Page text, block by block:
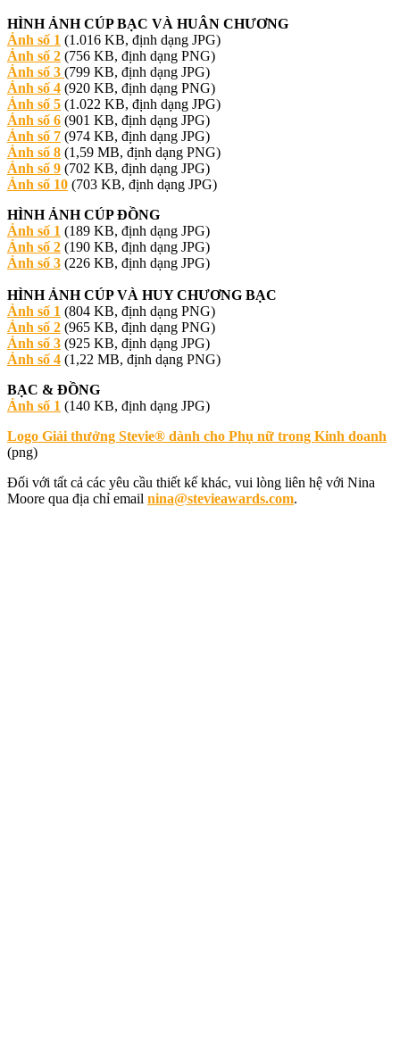
HÌNH ẢNH CÚP BẠC VÀ HUÂN CHƯƠNG
Ảnh số 1 (1.016 KB, định dạng JPG)
Ảnh số 2 (756 KB, định dạng PNG)
Ảnh số 3 (799 KB, định dạng JPG)
Ảnh số 4 (920 KB, định dạng PNG)
Ảnh số 5 (1.022 KB, định dạng JPG)
Ảnh số 6 (901 KB, định dạng JPG)
Ảnh số 7 (974 KB, định dạng JPG)
Ảnh số 8 (1,59 MB, định dạng PNG)
Ảnh số 9 (702 KB, định dạng JPG)
Ảnh số 10 (703 KB, định dạng JPG)
HÌNH ẢNH CÚP ĐỒNG
Ảnh số 1 (189 KB, định dạng JPG)
Ảnh số 2 (190 KB, định dạng JPG)
Ảnh số 3 (226 KB, định dạng JPG)
HÌNH ẢNH CÚP VÀ HUY CHƯƠNG BẠC
Ảnh số 1 (804 KB, định dạng PNG)
Ảnh số 2 (965 KB, định dạng PNG)
Ảnh số 3 (925 KB, định dạng JPG)
Ảnh số 4 (1,22 MB, định dạng PNG)
BẠC & ĐỒNG
Ảnh số 1 (140 KB, định dạng JPG)
Logo Giải thưởng Stevie® dành cho Phụ nữ trong Kinh doanh
(png)
Đối với tất cả các yêu cầu thiết kế khác, vui lòng liên hệ với Nina
Moore qua địa chỉ email nina@stevieawards.com.